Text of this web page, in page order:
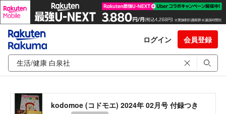
ログイン 会員登録
kodomoe (コドモエ) 2024年 02月号 付録つき